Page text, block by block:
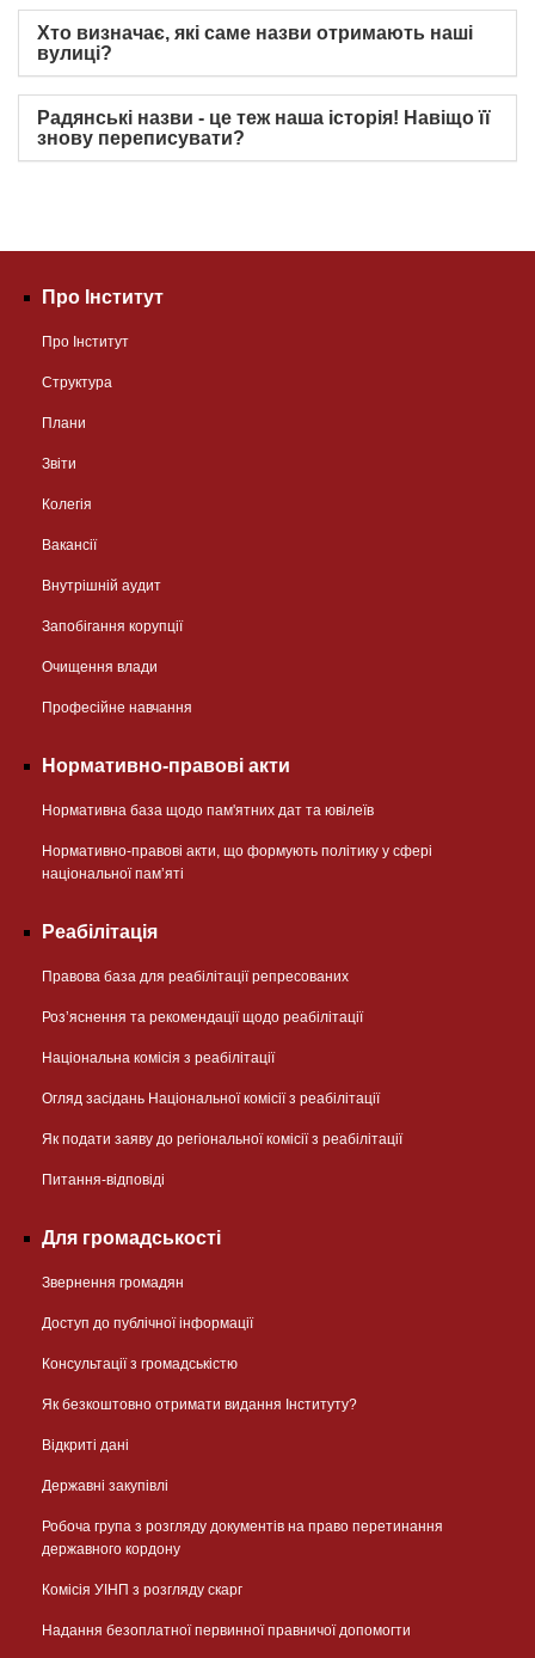
Хто визначає, які саме назви отримають наші
вулиці?
Радянські назви - це теж наша історія! Навіщо її
знову переписувати?
Про Інститут
Про Інститут
Структура
Плани
Звіти
Колегія
Вакансії
Внутрішній аудит
Запобігання корупції
Очищення влади
Професійне навчання
Нормативно-правові акти
Нормативна база щодо пам'ятних дат та ювілеїв
Нормативно-правові акти, що формують політику у сфері
національної памʼяті
Реабілітація
Правова база для реабілітації репресованих
Розʼяснення та рекомендації щодо реабілітації
Національна комісія з реабілітації
Огляд засідань Національної комісії з реабілітації
Як подати заяву до регіональної комісії з реабілітації
Питання-відповіді
Для громадськості
Звернення громадян
Доступ до публічної інформації
Консультації з громадськістю
Як безкоштовно отримати видання Інституту?
Відкриті дані
Державні закупівлі
Робоча група з розгляду документів на право перетинання
державного кордону
Комісія УІНП з розгляду скарг
Надання безоплатної первинної правничої допомогти